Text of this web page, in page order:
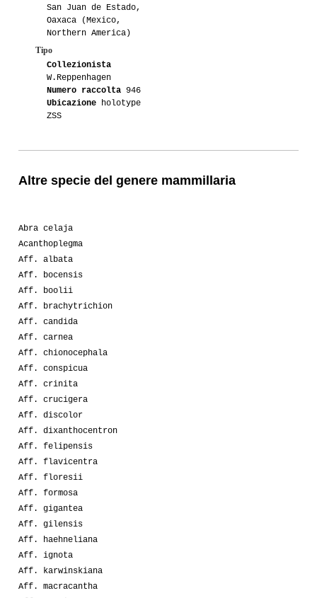
San Juan de Estado,
Oaxaca (Mexico,
Northern America)
Tipo
Collezionista
W.Reppenhagen
Numero raccolta 946
Ubicazione holotype
ZSS
Altre specie del genere mammillaria
Abra celaja
Acanthoplegma
Aff. albata
Aff. bocensis
Aff. boolii
Aff. brachytrichion
Aff. candida
Aff. carnea
Aff. chionocephala
Aff. conspicua
Aff. crinita
Aff. crucigera
Aff. discolor
Aff. dixanthocentron
Aff. felipensis
Aff. flavicentra
Aff. floresii
Aff. formosa
Aff. gigantea
Aff. gilensis
Aff. haehneliana
Aff. ignota
Aff. karwinskiana
Aff. macracantha